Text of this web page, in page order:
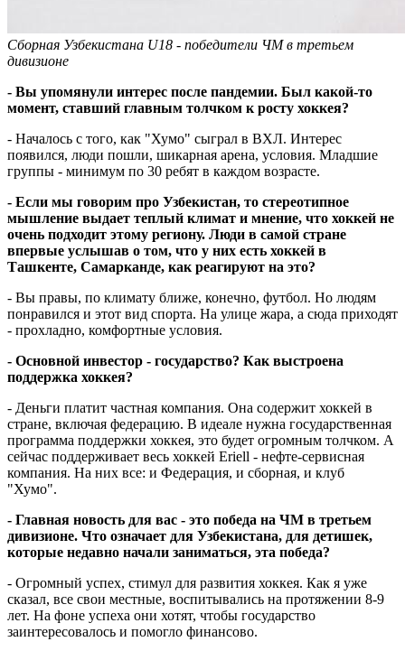
Сборная Узбекистана U18 - победители ЧМ в третьем
дивизионе
- Вы упомянули интерес после пандемии. Был какой-то
момент, ставший главным толчком к росту хоккея?
- Началось с того, как "Хумо" сыграл в ВХЛ. Интерес
появился, люди пошли, шикарная арена, условия. Младшие
группы - минимум по 30 ребят в каждом возрасте.
- Если мы говорим про Узбекистан, то стереотипное
мышление выдает теплый климат и мнение, что хоккей не
очень подходит этому региону. Люди в самой стране
впервые услышав о том, что у них есть хоккей в
Ташкенте, Самарканде, как реагируют на это?
- Вы правы, по климату ближе, конечно, футбол. Но людям
понравился и этот вид спорта. На улице жара, а сюда приходят
- прохладно, комфортные условия.
- Основной инвестор - государство? Как выстроена
поддержка хоккея?
- Деньги платит частная компания. Она содержит хоккей в
стране, включая федерацию. В идеале нужна государственная
программа поддержки хоккея, это будет огромным толчком. А
сейчас поддерживает весь хоккей Eriell - нефте-сервисная
компания. На них все: и Федерация, и сборная, и клуб
"Хумо".
- Главная новость для вас - это победа на ЧМ в третьем
дивизионе. Что означает для Узбекистана, для детишек,
которые недавно начали заниматься, эта победа?
- Огромный успех, стимул для развития хоккея. Как я уже
сказал, все свои местные, воспитывались на протяжении 8-9
лет. На фоне успеха они хотят, чтобы государство
заинтересовалось и помогло финансово.